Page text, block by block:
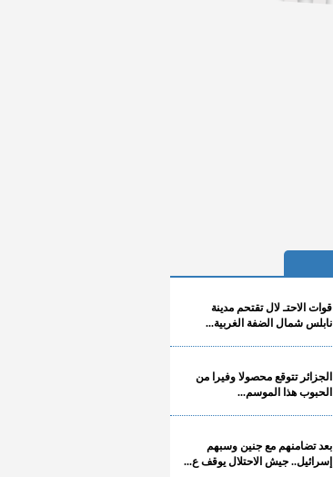
قوات الاحتـ لال تقتحم مدينة
نابلس شمال الضفة الغربية...
الجزائر تتوقع محصولا وفيرا من
الحبوب هذا الموسم...
بعد تضامنهم مع جنين وسبهم
إسرائيل.. جيش الاحتلال يوقف ع...